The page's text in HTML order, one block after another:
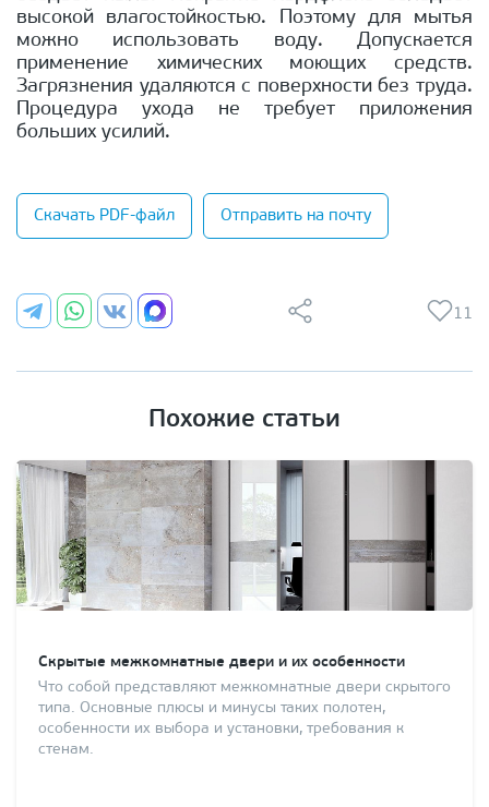
высокой влагостойкостью. Поэтому для мытья
можно использовать воду. Допускается
применение химических моющих средств.
Загрязнения удаляются с поверхности без труда.
Процедура ухода не требует приложения
больших усилий.
Скачать PDF-файл Отправить на почту
11
Похожие статьи
Скрытые межкомнатные двери и их особенности
Что собой представляют межкомнатные двери скрытого
типа. Основные плюсы и минусы таких полотен,
особенности их выбора и установки, требования к
стенам.